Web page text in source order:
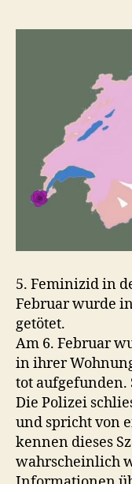
5. Feminizid in
Februar wurde
getötet.
Am 6. Februar
in ihrer
tot aufgefunden.
Die Polizei
und spricht von
kennen dieses
wahrscheinlich